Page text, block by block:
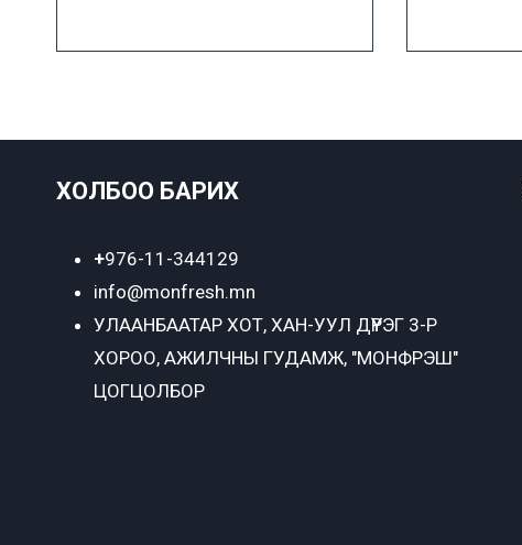
ХОЛБОО БАРИХ
+976-11-344129
info@monfresh.mn
УЛААНБААТАР ХОТ, ХАН-УУЛ ДҮҮРЭГ 3-Р
ХОРОО, АЖИЛЧНЫ ГУДАМЖ, "МОНФРЭШ"
ЦОГЦОЛБОР